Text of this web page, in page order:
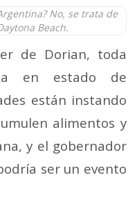
No, se trata de
Beach.
de Dorian, toda
en estado de
están instando
alimentos y
y el gobernador
ser un evento